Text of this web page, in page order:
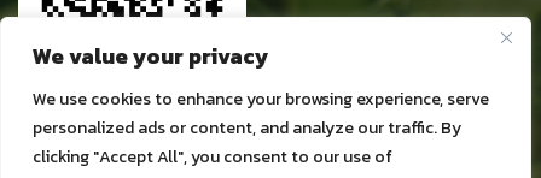
We value your privacy
We use cookies to enhance your browsing experience, serve
personalized ads or content, and analyze our traffic. By
clicking "Accept All", you consent to our use of